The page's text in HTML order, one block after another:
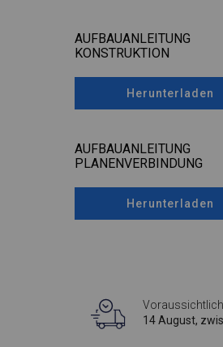
AUFBAUANLEITUNG
KONSTRUKTION
Herunterladen
AUFBAUANLEITUNG
PLANENVERBINDUNG
Herunterladen
14 August,